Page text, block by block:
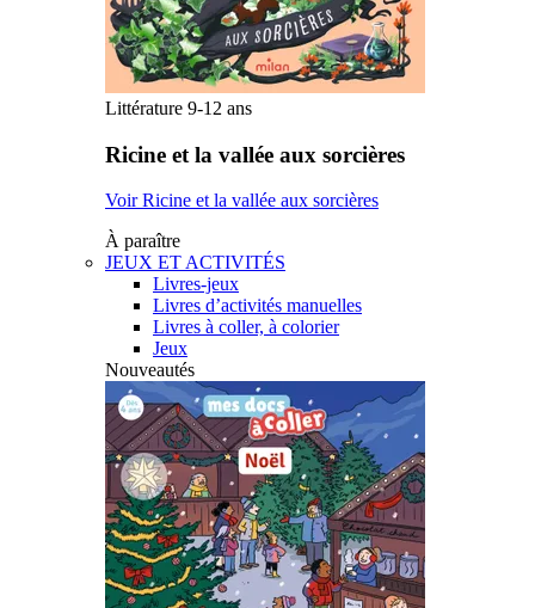
Littérature 9-12 ans
Ricine et la vallée aux sorcières
Voir Ricine et la vallée aux sorcières
À paraître
JEUX ET ACTIVITÉS
Livres-jeux
Livres d’activités manuelles
Livres à coller, à colorier
Jeux
Nouveautés